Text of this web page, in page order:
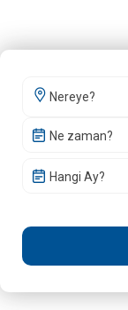
Ne zaman?
Hangi Ay?